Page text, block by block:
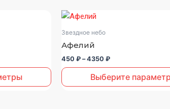
Звездное небо
Афелий
450 ₽ – 4350 ₽
Выберите
Этот
несколько
вариаций.
Опции
можно